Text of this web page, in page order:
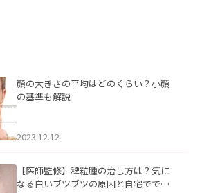
顔の大きさの平均はどのくらい？小顔
の基準も解説
2023.12.12
【医師監修】稗粒腫の治し方は？気に
なる白いブツブツの原因と自宅ででき